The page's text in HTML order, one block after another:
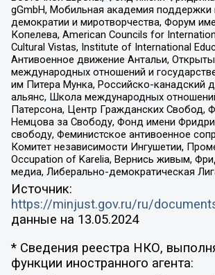
gGmbH, Мобильная академия поддержки
демократии и миротворчества, Форум
Копелева, American Councils for
Cultural Vistas, Institute of International
Антивоенное движение Антальи,
международных отношений и
им Питера Мунка, Российско-канадский
альянс, Школа международных
Патерсона, Центр Гражданских Свобод,
Немцова за Свободу, Фонд имени
свободу, Феминистское антивоенное
Комитет независимости Ингушетии,
Occupation of Karelia, Вернись живым,
медиа, Либерально-демократическая
Источник:
https://minjust.gov.ru/ru/
данные на 13.05.2024
* Сведения реестра НКО,
функции иностранного агента: